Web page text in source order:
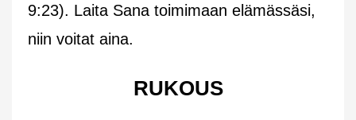
9:23). Laita Sana toimimaan elämässäsi,
niin voitat aina.
RUKOUS